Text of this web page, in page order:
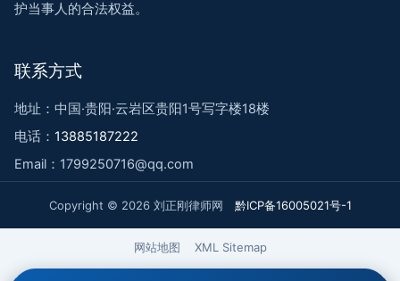
护当事人的合法权益。
联系方式
地址：中国·贵阳·云岩区贵阳1号写字楼18楼
电话： 13885187222
Email：1799250716@qq.com
Copyright © 2026 刘正刚律师网 黔ICP备16005021号-1
网站地图 XML Sitemap